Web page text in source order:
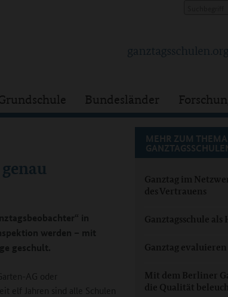
Bundesländer
in
werden – mit
geschult.
AG oder
elf Jahren sind alle Schulen
MEHR ZUM
Ganztag im
des Vertrauens
Ganztagsschule
Ganztag
Mit dem Berliner
die Qualität